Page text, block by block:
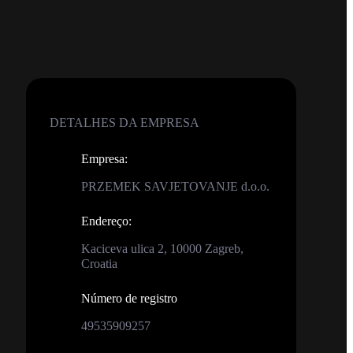
DETALHES DA EMPRESA
Empresa:
PRZEMEK SAVJETOVANJE d.o.o.
Endereço:
Kaciceva ulica 2, 10000 Zagreb,
Croatia
Número de registro
49535909257